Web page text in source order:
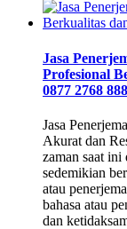
Jasa
Profesional
0877 2768
Jasa
Akurat dan
zaman saat ini
sedemikian
atau
bahasa atau
dan